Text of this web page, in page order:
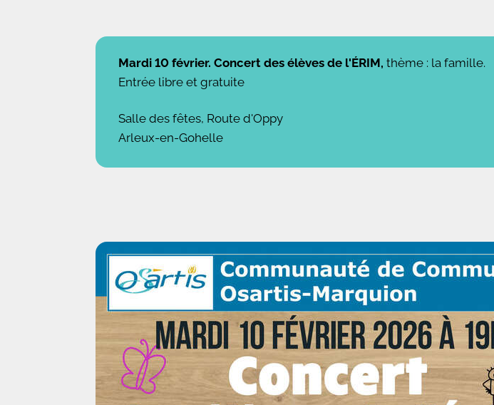
Mardi 10 février. Concert des élèves de l'ÉRIM, thème : la famille.
Entrée libre et gratuite
Salle des fêtes, Route d'Oppy
Arleux-en-Gohelle